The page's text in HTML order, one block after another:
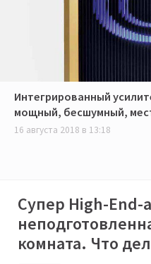
Интегрированный
мощный, бесшумный,
16 августа 2018 в 13:18
Супер High-End-
комната​. Что